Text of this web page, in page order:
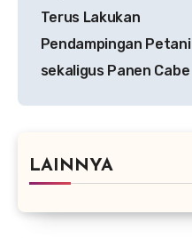
Terus Lakukan
Pendampingan Petani
sekaligus Panen Cabe
LAINNYA